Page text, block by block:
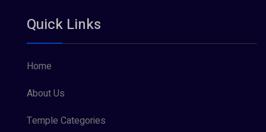
Quick Links
Home
About Us
Temple Categories